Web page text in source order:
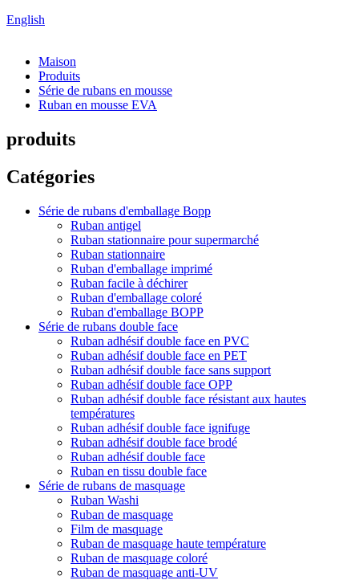
English
Maison
Produits
Série de rubans en mousse
Ruban en mousse EVA
produits
Catégories
Série de rubans d'emballage Bopp
Ruban antigel
Ruban stationnaire pour supermarché
Ruban stationnaire
Ruban d'emballage imprimé
Ruban facile à déchirer
Ruban d'emballage coloré
Ruban d'emballage BOPP
Série de rubans double face
Ruban adhésif double face en PVC
Ruban adhésif double face en PET
Ruban adhésif double face sans support
Ruban adhésif double face OPP
Ruban adhésif double face résistant aux hautes
températures
Ruban adhésif double face ignifuge
Ruban adhésif double face brodé
Ruban adhésif double face
Ruban en tissu double face
Série de rubans de masquage
Ruban Washi
Ruban de masquage
Film de masquage
Ruban de masquage haute température
Ruban de masquage coloré
Ruban de masquage anti-UV